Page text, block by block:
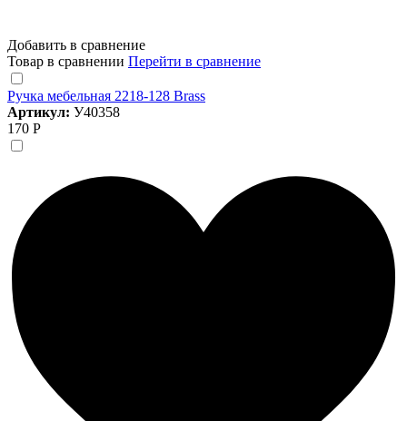
Добавить в сравнение
Товар в сравнении Перейти в сравнение
Ручка мебельная 2218-128 Brass
Артикул: У40358
170 Р